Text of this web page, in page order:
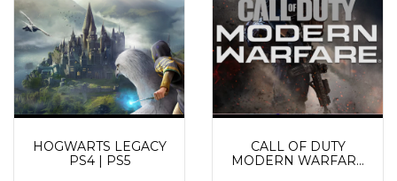
HOGWARTS LEGACY
PS4 | PS5
CALL OF DUTY
MODERN WARFARE